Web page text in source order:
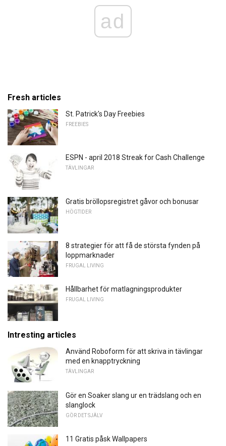
ad
Fresh articles
St. Patrick's Day Freebies
FREEBIES
ESPN - april 2018 Streak for Cash Challenge
TÄVLINGAR
Gratis bröllopsregistret gåvor och bonusar
HÖGTIDER
8 strategier för att få de största fynden på
loppmarknader
FRUGAL LIVING
Hållbarhet för matlagningsprodukter
FRUGAL LIVING
Intresting articles
Använd Roboform för att skriva in tävlingar
med en knapptryckning
TÄVLINGAR
Gör en Soaker slang ur en trädslang och en
slanglock
GÖR DET SJÄLV
11 Gratis påsk Wallpapers